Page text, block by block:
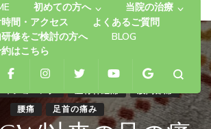
初めての方へ
当院の治療
間・アクセス
よくあるご質問
修をご検討の方へ
BLOG
はこちら
ィショニング 座骨神経痛
股関節痛
腰痛
足首の痛み